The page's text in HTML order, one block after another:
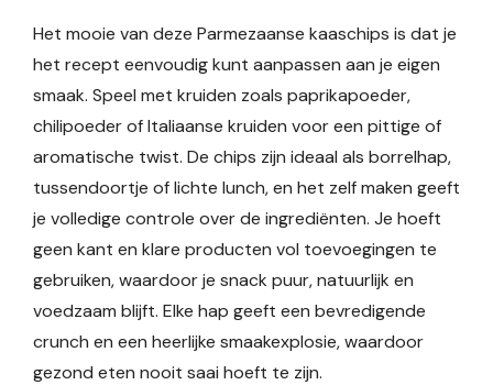
Het mooie van deze Parmezaanse kaaschips is dat je
het recept eenvoudig kunt aanpassen aan je eigen
smaak. Speel met kruiden zoals paprikapoeder,
chilipoeder of Italiaanse kruiden voor een pittige of
aromatische twist. De chips zijn ideaal als borrelhap,
tussendoortje of lichte lunch, en het zelf maken geeft
je volledige controle over de ingrediënten. Je hoeft
geen kant en klare producten vol toevoegingen te
gebruiken, waardoor je snack puur, natuurlijk en
voedzaam blijft. Elke hap geeft een bevredigende
crunch en een heerlijke smaakexplosie, waardoor
gezond eten nooit saai hoeft te zijn.